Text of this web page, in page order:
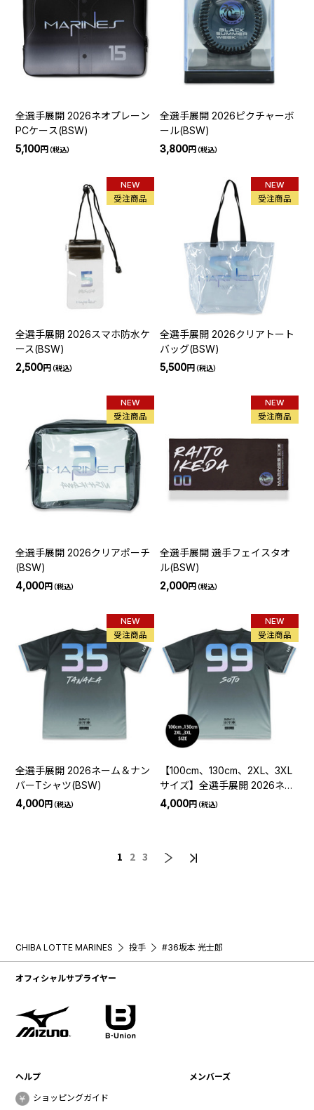
全選手展開 2026ネオプレーン
PCケース(BSW)
5,100円（税込）
全選手展開 2026ピクチャーボ
ール(BSW)
3,800円（税込）
NEW
受注商品
全選手展開 2026スマホ防水ケ
ース(BSW)
2,500円（税込）
NEW
受注商品
全選手展開 2026クリアトート
バッグ(BSW)
5,500円（税込）
NEW
受注商品
全選手展開 2026クリアポーチ
(BSW)
4,000円（税込）
NEW
受注商品
全選手展開 選手フェイスタオ
ル(BSW)
2,000円（税込）
NEW
受注商品
全選手展開 2026ネーム＆ナン
バーTシャツ(BSW)
4,000円（税込）
NEW
受注商品
【100cm、130cm、2XL、3XL
サイズ】全選手展開 2026ネー
ム＆ナンバーTシャツ(BSW)
4,000円（税込）
1 2 3
CHIBA LOTTE MARINES 投手 #36坂本 光士郎
オフィシャルサプライヤー
ヘルプ
ショッピングガイド
メンバーズ